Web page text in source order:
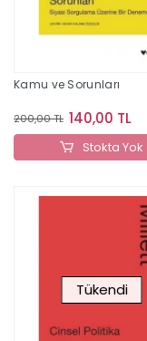
Kamu ve Sorunları
200,00 TL 140,00 TL
Stokta Yok
Tükendi